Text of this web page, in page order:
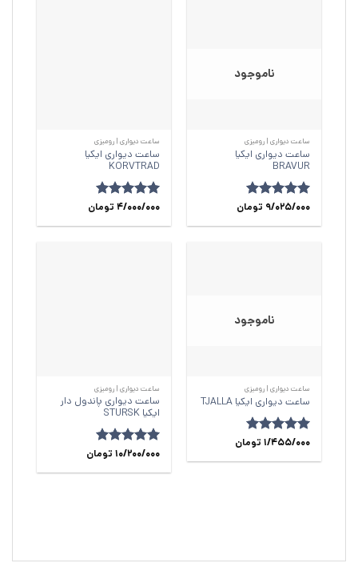
ناموجود
ساعت دیواری | رومیزی
ساعت دیواری ایکیا
BRAVUR
امتیاز5از9/025/000 تومان
ساعت دیواری | رومیزی
ساعت دیواری ایکیا
KORVTRAD
امتیاز5از4/000/000 تومان
ناموجود
ساعت دیواری | رومیزی
ساعت دیواری ایکیا TJALLA
امتیاز5از1/455/000 تومان
ساعت دیواری | رومیزی
ساعت‌ دیواری پاندول دار
ایکیا STURSK
امتیاز5از10/200/000 تومان